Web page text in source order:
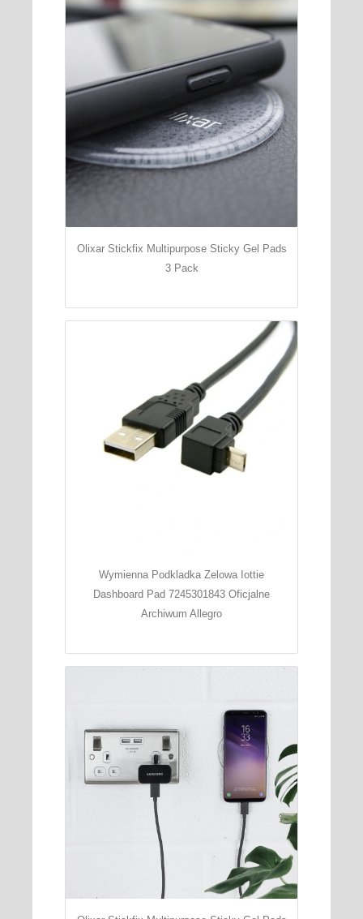
Olixar Stickfix Multipurpose Sticky Gel Pads
3 Pack
Wymienna Podkladka Zelowa Iottie
Dashboard Pad 7245301843 Oficjalne
Archiwum Allegro